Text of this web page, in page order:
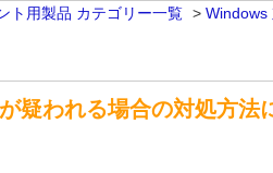
ト用製品 カテゴリー一覧 > Windows
疑われる場合の対処方法